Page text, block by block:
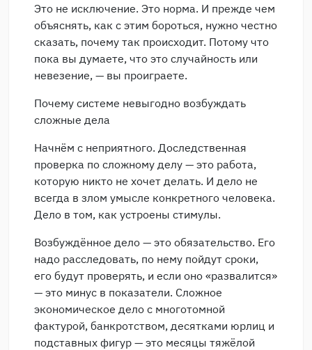
Это не исключение. Это норма. И прежде чем
объяснять, как с этим бороться, нужно честно
сказать, почему так происходит. Потому что
пока вы думаете, что это случайность или
невезение, — вы проиграете.
Почему системе невыгодно возбуждать
сложные дела
Начнём с неприятного. Доследственная
проверка по сложному делу — это работа,
которую никто не хочет делать. И дело не
всегда в злом умысле конкретного человека.
Дело в том, как устроены стимулы.
Возбуждённое дело — это обязательство. Его
надо расследовать, по нему пойдут сроки,
его будут проверять, и если оно «развалится»
— это минус в показатели. Сложное
экономическое дело с многотомной
фактурой, банкротством, десятками юрлиц и
подставных фигур — это месяцы тяжёлой